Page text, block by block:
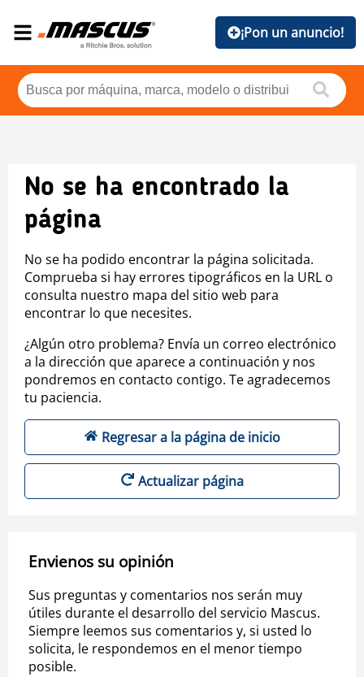
¡Pon un anuncio!
No se ha encontrado la
página
No se ha podido encontrar la página solicitada.
Comprueba si hay errores tipográficos en la URL o
consulta nuestro mapa del sitio web para
encontrar lo que necesites.
¿Algún otro problema? Envía un correo electrónico
a la dirección que aparece a continuación y nos
pondremos en contacto contigo. Te agradecemos
tu paciencia.
Regresar a la página de inicio
Actualizar página
Envienos su opinión
Sus preguntas y comentarios nos serán muy
útiles durante el desarrollo del servicio Mascus.
Siempre leemos sus comentarios y, si usted lo
solicita, le respondemos en el menor tiempo
posible.